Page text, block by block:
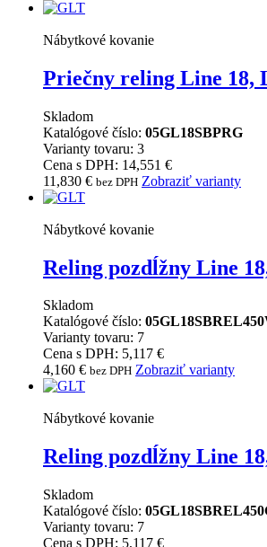
Nábytkové kovanie
Priečny reling Line 18,
Skladom
Katalógové číslo: 05GL18SBPRG
Varianty tovaru: 3
Cena s DPH: 14,551 €
11,830 € bez DPH Zobraziť varianty
Nábytkové kovanie
Reling pozdĺžny Line
Skladom
Katalógové číslo:
Varianty tovaru: 7
Cena s DPH: 5,117 €
4,160 € bez DPH Zobraziť varianty
Nábytkové kovanie
Reling pozdĺžny Line
Skladom
Katalógové číslo:
Varianty tovaru: 7
Cena s DPH: 5,117 €